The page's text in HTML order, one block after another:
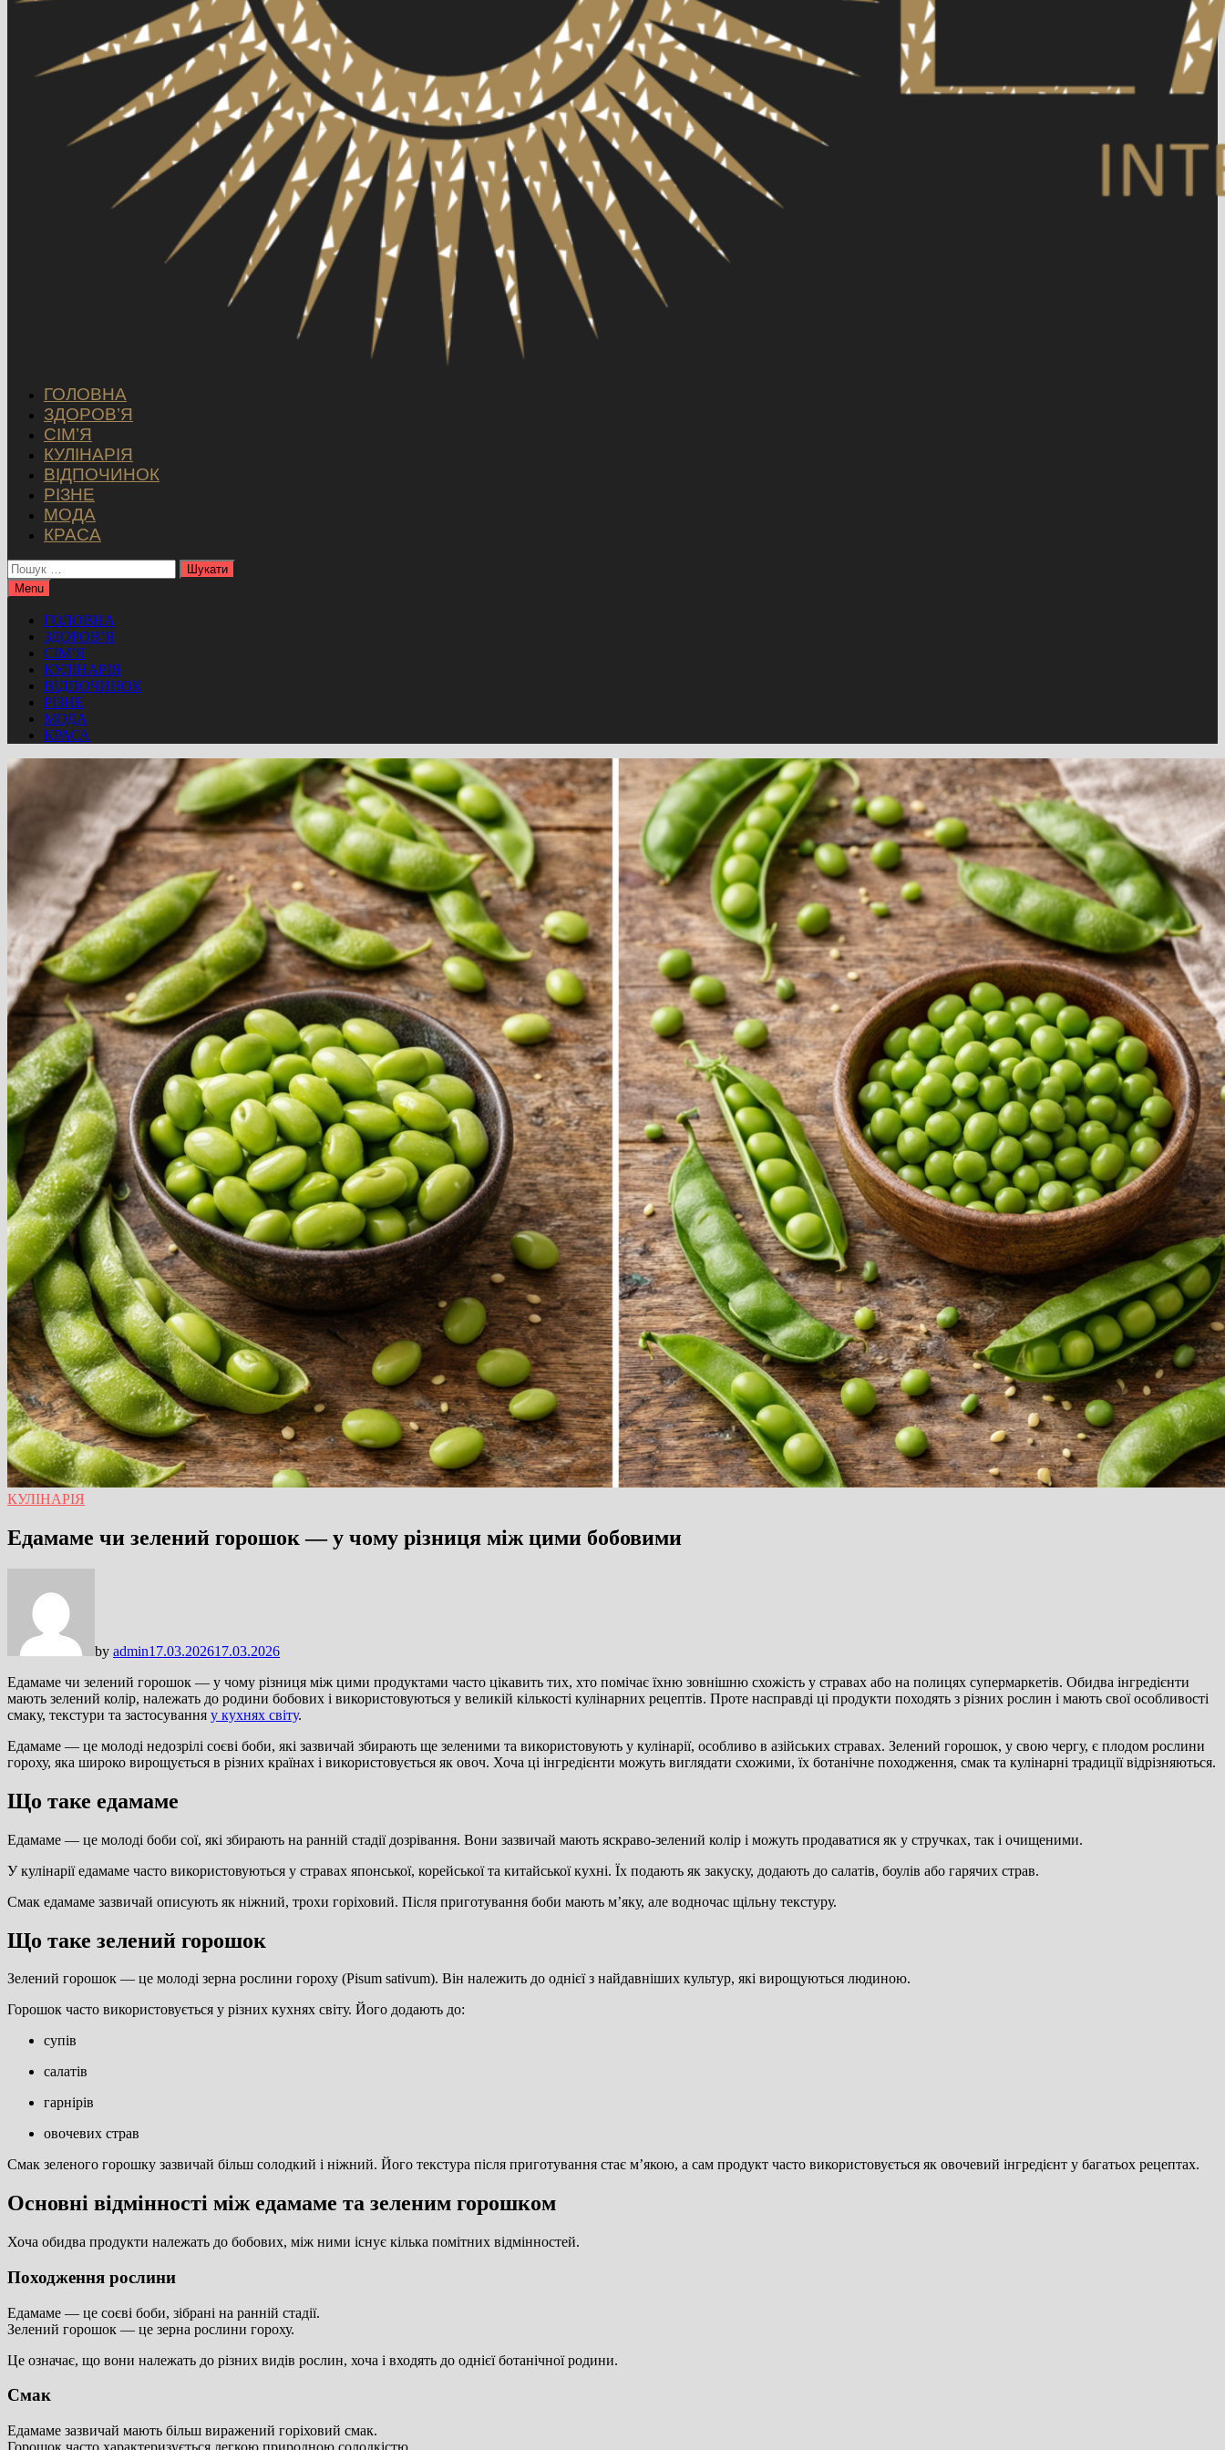
ГОЛОВНА
ЗДОРОВ’Я
СІМ’Я
КУЛІНАРІЯ
ВІДПОЧИНОК
РІЗНЕ
МОДА
КРАСА
Пошук:
Menu
ГОЛОВНА
ЗДОРОВ’Я
СІМ’Я
КУЛІНАРІЯ
ВІДПОЧИНОК
РІЗНЕ
МОДА
КРАСА
КУЛІНАРІЯ
Едамаме чи зелений горошок — у чому різниця між цими бобовими
by admin17.03.202617.03.2026
Едамаме чи зелений горошок — у чому різниця між цими продуктами часто цікавить тих, хто помічає їхню зовнішню схожість у стравах або на полицях супермаркетів. Обидва інгредієнти
мають зелений колір, належать до родини бобових і використовуються у великій кількості кулінарних рецептів. Проте насправді ці продукти походять з різних рослин і мають свої особливості
смаку, текстури та застосування у кухнях світу.
Едамаме — це молоді недозрілі соєві боби, які зазвичай збирають ще зеленими та використовують у кулінарії, особливо в азійських стравах. Зелений горошок, у свою чергу, є плодом рослини
гороху, яка широко вирощується в різних країнах і використовується як овоч. Хоча ці інгредієнти можуть виглядати схожими, їх ботанічне походження, смак та кулінарні традиції відрізняються.
Що таке едамаме
Едамаме — це молоді боби сої, які збирають на ранній стадії дозрівання. Вони зазвичай мають яскраво-зелений колір і можуть продаватися як у стручках, так і очищеними.
У кулінарії едамаме часто використовуються у стравах японської, корейської та китайської кухні. Їх подають як закуску, додають до салатів, боулів або гарячих страв.
Смак едамаме зазвичай описують як ніжний, трохи горіховий. Після приготування боби мають м’яку, але водночас щільну текстуру.
Що таке зелений горошок
Зелений горошок — це молоді зерна рослини гороху (Pisum sativum). Він належить до однієї з найдавніших культур, які вирощуються людиною.
Горошок часто використовується у різних кухнях світу. Його додають до:
супів
салатів
гарнірів
овочевих страв
Смак зеленого горошку зазвичай більш солодкий і ніжний. Його текстура після приготування стає м’якою, а сам продукт часто використовується як овочевий інгредієнт у багатьох рецептах.
Основні відмінності між едамаме та зеленим горошком
Хоча обидва продукти належать до бобових, між ними існує кілька помітних відмінностей.
Походження рослини
Едамаме — це соєві боби, зібрані на ранній стадії.
Зелений горошок — це зерна рослини гороху.
Це означає, що вони належать до різних видів рослин, хоча і входять до однієї ботанічної родини.
Смак
Едамаме зазвичай мають більш виражений горіховий смак.